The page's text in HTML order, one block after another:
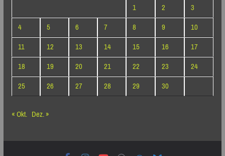
1
2
3
4
5 6 7 8 9
10
11
12 13 14 15 16
17
18
19 20 21 22 23
24
25
26 27 28 29
30
« Okt. Dez. »